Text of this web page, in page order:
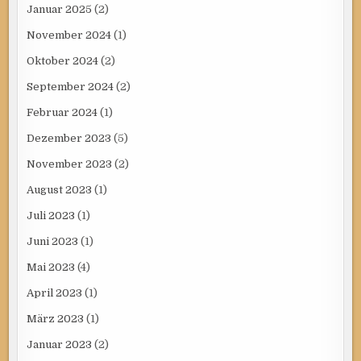
Januar 2025 (2)
November 2024 (1)
Oktober 2024 (2)
September 2024 (2)
Februar 2024 (1)
Dezember 2023 (5)
November 2023 (2)
August 2023 (1)
Juli 2023 (1)
Juni 2023 (1)
Mai 2023 (4)
April 2023 (1)
März 2023 (1)
Januar 2023 (2)